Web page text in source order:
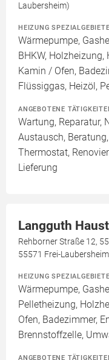
Laubersheim)
HEIZUNG SPEZIALGEBIETE
Wärmepumpe,
BHKW,
Kamin / Ofen,
Flüssiggas, Heizöl,
ANGEBOTENE
Wartung, Reparatur,
Austausch,
Thermostat,
Lieferung
Langguth
Rehborner Straße 12,
55571 Frei-
HEIZUNG SPEZIALGEBIETE
Wärmepumpe,
Pelletheizung,
Ofen, Badezimmer,
Brennstoffzelle,
ANGEBOTENE